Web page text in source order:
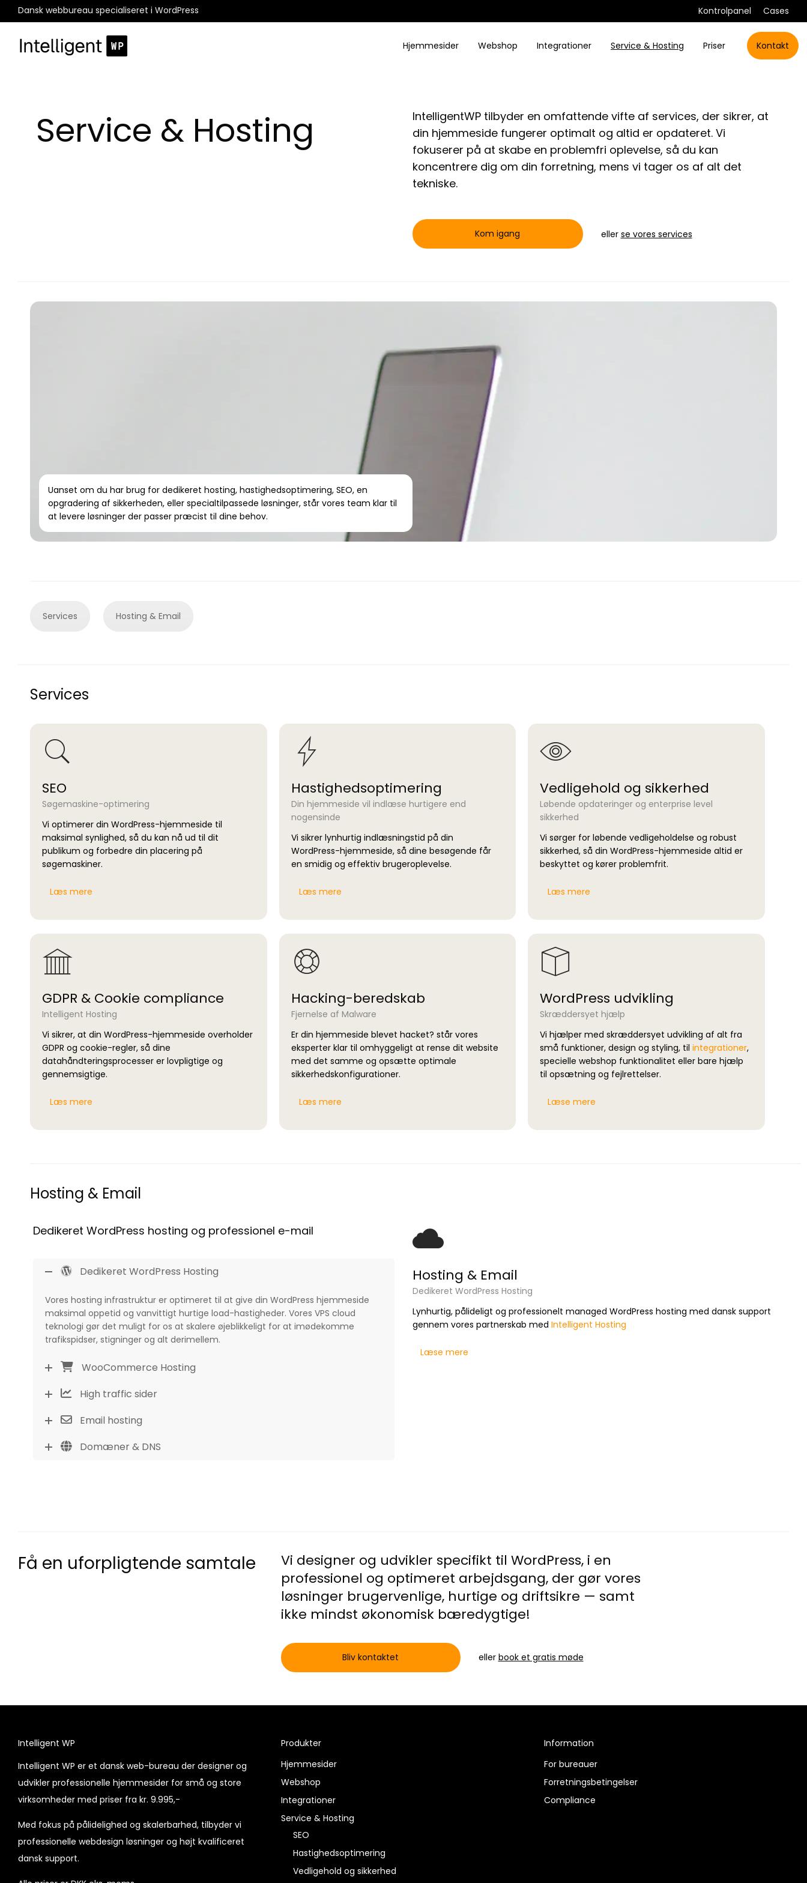
Dansk webbureau specialiseret i WordPress Kontrolpanel Cases
Hjemmesider Webshop Integrationer Service & Hosting Priser Kontakt
Service & Hosting
IntelligentWP tilbyder en omfattende vifte af services, der sikrer, at
din hjemmeside fungerer optimalt og altid er opdateret. Vi
fokuserer på at skabe en problemfri oplevelse, så du kan
koncentrere dig om din forretning, mens vi tager os af alt det
tekniske.
Kom igang eller se vores services
Uanset om du har brug for dedikeret hosting, hastighedsoptimering, SEO, en
opgradering af sikkerheden, eller specialtilpassede løsninger, står vores team klar til
at levere løsninger der passer præcist til dine behov.
Services Hosting & Email
Services
SEO
Søgemaskine-optimering
Vi optimerer din WordPress-hjemmeside til
maksimal synlighed, så du kan nå ud til dit
publikum og forbedre din placering på
søgemaskiner.
Læs mere
Hastighedsoptimering
Din hjemmeside vil indlæse hurtigere end
nogensinde
Vi sikrer lynhurtig indlæsningstid på din
WordPress-hjemmeside, så dine besøgende får
en smidig og effektiv brugeroplevelse.
Læs mere
Vedligehold og sikkerhed
Løbende opdateringer og enterprise level
sikkerhed
Vi sørger for løbende vedligeholdelse og robust
sikkerhed, så din WordPress-hjemmeside altid er
beskyttet og kører problemfrit.
Læs mere
GDPR & Cookie compliance
Intelligent Hosting
Vi sikrer, at din WordPress-hjemmeside overholder
GDPR og cookie-regler, så dine
datahåndteringsprocesser er lovpligtige og
gennemsigtige.
Læs mere
Hacking-beredskab
Fjernelse af Malware
Er din hjemmeside blevet hacket? står vores
eksperter klar til omhyggeligt at rense dit website
med det samme og opsætte optimale
sikkerhedskonfigurationer.
Læs mere
WordPress udvikling
Skræddersyet hjælp
Vi hjælper med skræddersyet udvikling af alt fra
små funktioner, design og styling, tilintegrationer,
specielle webshop funktionalitet eller bare hjælp
til opsætning og fejlrettelser.
Læse mere
Hosting & Email
Dedikeret WordPress hosting og professionel e-mail
Dedikeret WordPress Hosting
Vores hosting infrastruktur er optimeret til at give din WordPress hjemmeside
maksimal oppetid og vanvittigt hurtige load-hastigheder. Vores VPS cloud
teknologi gør det muligt for os at skalere øjeblikkeligt for at imødekomme
trafikspidser, stigninger og alt derimellem.
WooCommerce Hosting
High traffic sider
Email hosting
Domæner & DNS
Hosting & Email
Dedikeret WordPress Hosting
Lynhurtig, pålideligt og professionelt managed WordPress hosting med dansk support
gennem vores partnerskab med Intelligent Hosting
Læse mere
Få en uforpligtende samtale
Vi designer og udvikler specifikt til WordPress, i en
professionel og optimeret arbejdsgang, der gør vores
løsninger brugervenlige, hurtige og driftsikre — samt
ikke mindst økonomisk bæredygtige!
Bliv kontaktet eller book et gratis møde
Intelligent WP
Intelligent WP er et dansk web-bureau der designer og
udvikler professionelle hjemmesider for små og store
virksomheder med priser fra kr. 9.995,-
Med fokus på pålidelighed og skalerbarhed, tilbyder vi
professionelle webdesign løsninger og højt kvalificeret
dansk support.
Produkter
Hjemmesider
Webshop
Integrationer
Service & Hosting
SEO
Hastighedsoptimering
Vedligehold og sikkerhed
Information
For bureauer
Forretningsbetingelser
Compliance